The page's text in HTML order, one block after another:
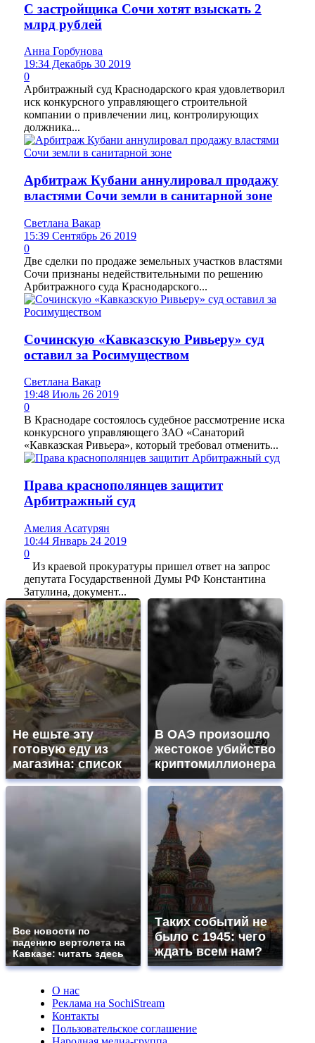
С застройщика Сочи хотят взыскать 2
млрд рублей
Анна Горбунова
19:34 Декабрь 30 2019
0
Арбитражный суд Краснодарского края удовлетворил
иск конкурсного управляющего строительной
компании о привлечении лиц, контролирующих
должника...
Арбитраж Кубани аннулировал продажу
властями Сочи земли в санитарной зоне
Светлана Вакар
15:39 Сентябрь 26 2019
0
Две сделки по продаже земельных участков властями
Сочи признаны недействительными по решению
Арбитражного суда Краснодарского...
Сочинскую «Кавказскую Ривьеру» суд
оставил за Росимуществом
Светлана Вакар
19:48 Июль 26 2019
0
В Краснодаре состоялось судебное рассмотрение иска
конкурсного управляющего ЗАО «Санаторий
«Кавказская Ривьера», который требовал отменить...
Права краснополянцев защитит
Арбитражный суд
Амелия Асатурян
10:44 Январь 24 2019
0
Из краевой прокуратуры пришел ответ на запрос
депутата Государственной Думы РФ Константина
Затулина, документ...
Не ешьте эту
готовую еду из
магазина: список
В ОАЭ произошло
жестокое убийство
криптомиллионера
Все новости по
падению вертолета на
Кавказе: читать здесь
Таких событий не
было с 1945: чего
ждать всем нам?
О нас
Реклама на SochiStream
Контакты
Пользовательское соглашение